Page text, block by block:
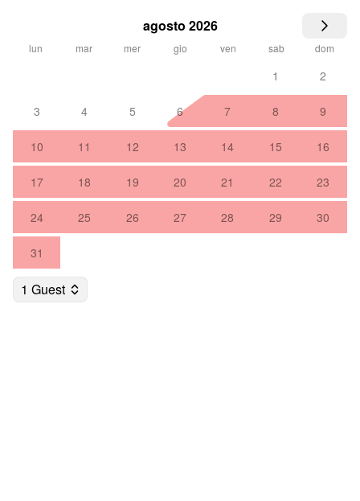
agosto 2026
lun mar mer gio ven sab dom
1 2
3 4 5 6 7 8 9
10 11 12 13 14 15 16
17 18 19 20 21 22 23
24 25 26 27 28 29 30
31
1 Guest